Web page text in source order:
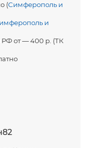
(Симферополь и
и
РФ от — 400 р. (ТК